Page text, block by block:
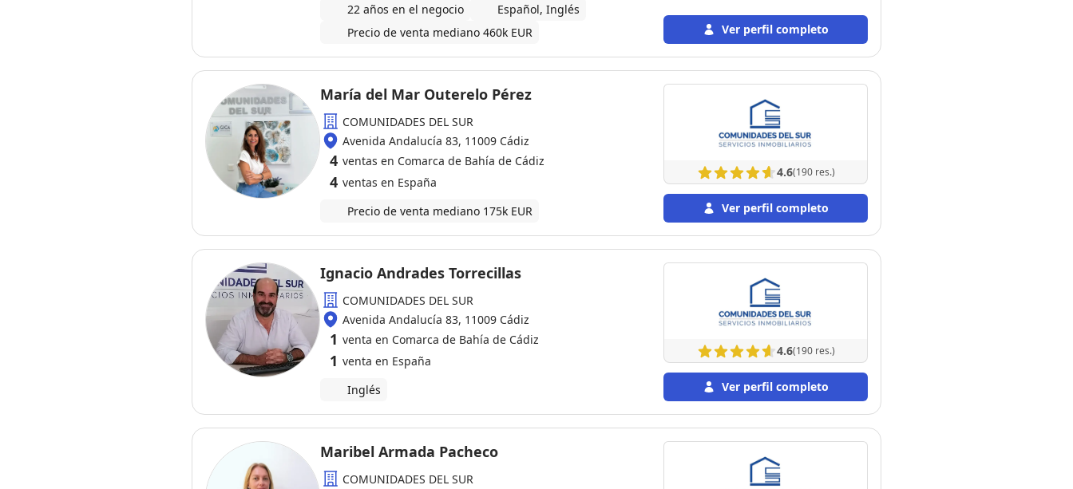
22 años en el negocio
Español, Inglés
Precio de venta mediano 460k EUR
Ver perfil completo
María del Mar Outerelo Pérez
COMUNIDADES DEL SUR
Avenida Andalucía 83, 11009 Cádiz
4 ventas en Comarca de Bahía de Cádiz
4 ventas en España
Precio de venta mediano 175k EUR
4.6(190 res.)
Ver perfil completo
Ignacio Andrades Torrecillas
COMUNIDADES DEL SUR
Avenida Andalucía 83, 11009 Cádiz
1 venta en Comarca de Bahía de Cádiz
1 venta en España
Inglés
4.6(190 res.)
Ver perfil completo
Maribel Armada Pacheco
COMUNIDADES DEL SUR